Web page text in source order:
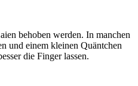
behoben werden. In manchen
und einem kleinen Quäntchen
die Finger lassen.